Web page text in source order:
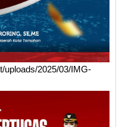
uploads/2025/03/IMG-